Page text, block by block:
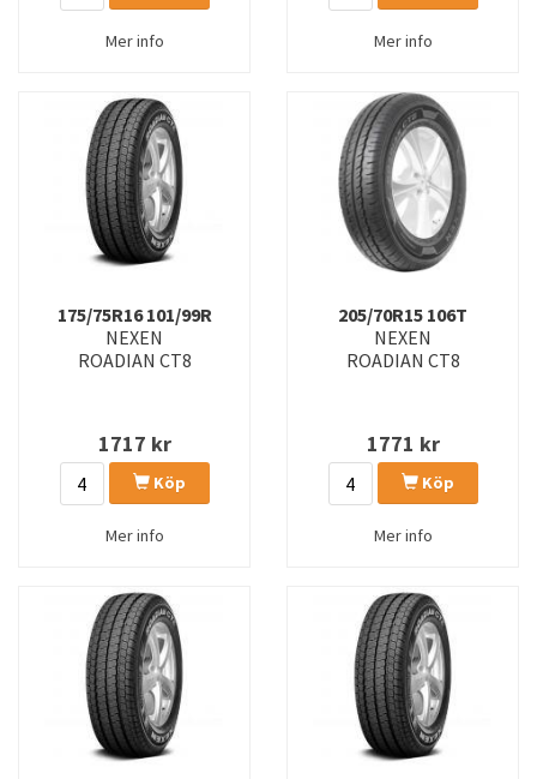
Mer info Mer info
175/75R16 101/99R
NEXEN
ROADIAN CT8
1717 kr
Köp
Mer info
205/70R15 106T
NEXEN
ROADIAN CT8
1771 kr
Köp
Mer info